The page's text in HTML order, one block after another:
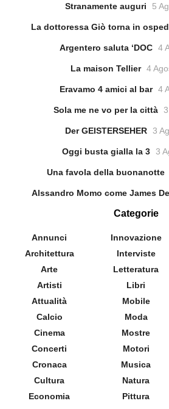
Stranamente auguri 5
La dottoressa Giò torna in
Argentero saluta ‘DOC 4
La maison Tellier 4
Eravamo 4 amici al bar 4
Sola me ne vo per la città
Der GEISTERSEHER 3
Oggi busta gialla la 3 3
Una favola della buonanotte
Alssandro Momo come James
Categorie
Annunci
Architettura
Arte
Artisti
Attualità
Calcio
Cinema
Concerti
Cronaca
Cultura
Economia
Innovazione
Interviste
Letteratura
Libri
Mobile
Moda
Mostre
Motori
Musica
Natura
Pittura